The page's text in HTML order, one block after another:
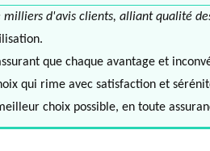
d'avis clients, alliant qualité
que chaque avantage et
qui rime avec satisfaction et
choix possible, en toute